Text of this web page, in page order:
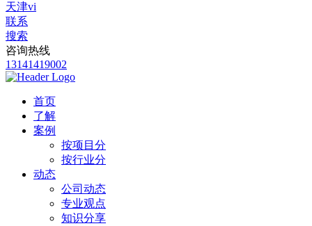
天津vi
联系
搜索
咨询热线
13141419002
首页
了解
案例
按项目分
按行业分
动态
公司动态
专业观点
知识分享